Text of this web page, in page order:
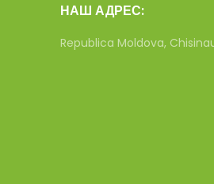
НАШ АДРЕС:
Republica Moldova,